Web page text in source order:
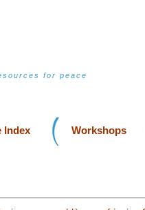
for peace
Index Workshops